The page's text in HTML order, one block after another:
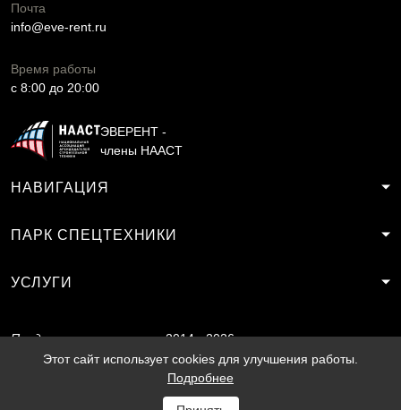
Почта
info@eve-rent.ru
Время работы
c 8:00 до 20:00
ЭВЕРЕНТ -
члены НААСТ
НАВИГАЦИЯ
ПАРК СПЕЦТЕХНИКИ
УСЛУГИ
Продвижение
сайтаSF.RU
2014 - 2026
Этот сайт использует cookies для улучшения работы.
Подробнее